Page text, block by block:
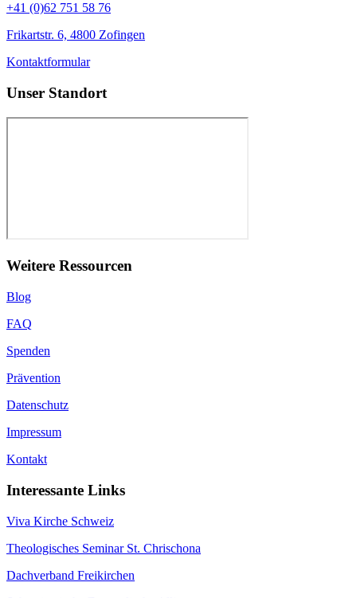
+41 (0)62 751 58 76
Frikartstr. 6, 4800 Zofingen
Kontaktformular
Unser Standort
Weitere Ressourcen
Blog
FAQ
Spenden
Prävention
Datenschutz
Impressum
Kontakt
Interessante Links
Viva Kirche Schweiz
Theologisches Seminar St. Chrischona
Dachverband Freikirchen